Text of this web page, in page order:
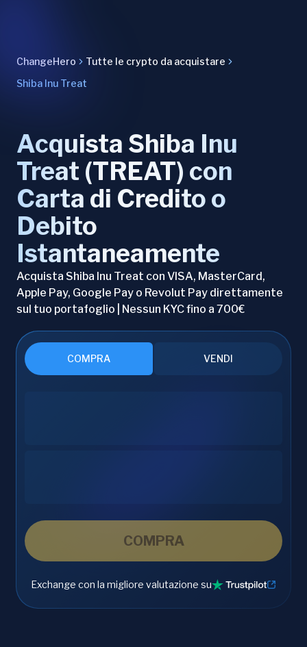
ChangeHero
Tutte le crypto da acquistare
Shiba Inu Treat
Acquista Shiba Inu
Treat (TREAT) con
Carta di Credito o
Debito
Istantaneamente
Acquista Shiba Inu Treat con VISA, MasterCard,
Apple Pay, Google Pay o Revolut Pay direttamente
sul tuo portafoglio | Nessun KYC fino a 700€
COMPRA VENDI
COMPRA
Exchange con la migliore valutazione su